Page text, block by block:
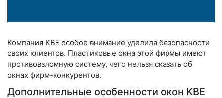
Компания KBE особое внимание уделила безопасности
своих клиентов. Пластиковые окна этой фирмы имеют
противовзломную систему, чего нельзя сказать об
окнах фирм-конкурентов.
Дополнительные особенности окон KBE